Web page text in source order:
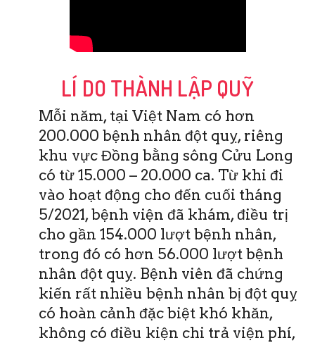
LÍ DO THÀNH LẬP QUỸ
Mỗi năm, tại Việt Nam có hơn
200.000 bệnh nhân đột quỵ, riêng
khu vực Đồng bằng sông Cửu Long
có từ 15.000 – 20.000 ca. Từ khi đi
vào hoạt động cho đến cuối tháng
5/2021, bệnh viện đã khám, điều trị
cho gần 154.000 lượt bệnh nhân,
trong đó có hơn 56.000 lượt bệnh
nhân đột quỵ. Bệnh viên đã chứng
kiến rất nhiều bệnh nhân bị đột quỵ
có hoàn cảnh đặc biệt khó khăn,
không có điều kiện chi trả viện phí,